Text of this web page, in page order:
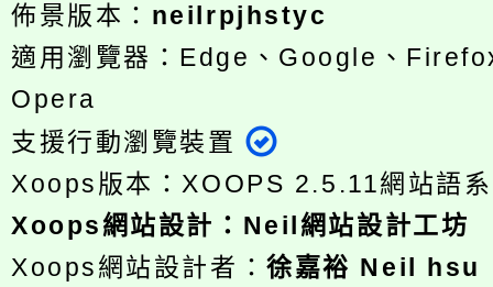
佈景版本： neilrpjhstyc
適用瀏覽器：Edge、Google、
Opera
支援行動瀏覽裝置
Xoops版本： XOOPS 2.5.11網站語
Xoops網站設計 ： Neil網站設計工坊
Xoops網站設計者：徐嘉裕 Neil hsu